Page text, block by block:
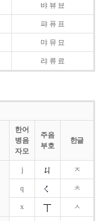
뱌 뷰 뵤
퍄 퓨 표
먀 뮤 묘
랴 류 료
한어
병음
자모
주음
부호
한글
j ㅈ
q ㅊ
x ㅅ